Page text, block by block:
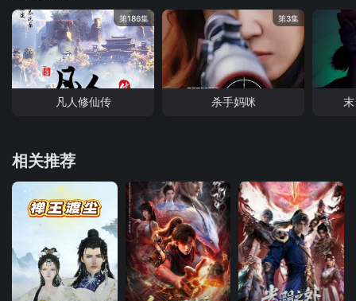
第186集
凡人修仙传
第3集
杀手妈咪
相关推荐